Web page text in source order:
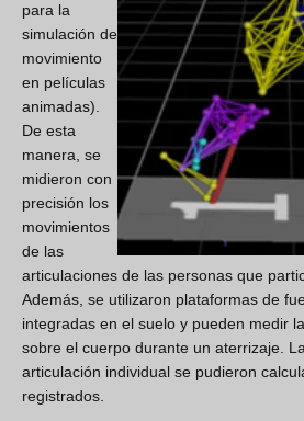
para la
simulación de
movimiento
en películas
animadas).
De esta
manera, se
midieron con
precisión los
movimientos
de las
articulaciones de las personas que
Además, se utilizaron plataformas de
integradas en el suelo y pueden medir
sobre el cuerpo durante un aterrizaje.
articulación individual se pudieron
registrados.